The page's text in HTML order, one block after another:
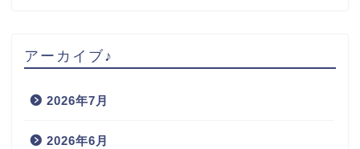
アーカイブ♪
2026年7月
2026年6月